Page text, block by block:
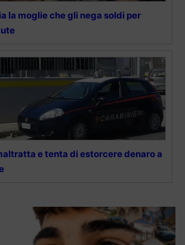
la moglie che gli nega soldi per
e tenta di estorcere denaro a